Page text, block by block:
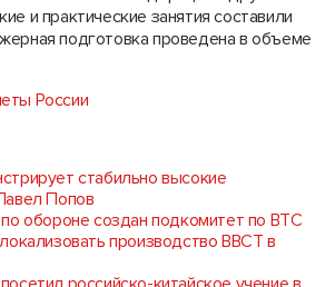
и практические занятия составили
подготовка проведена в объеме
России
стабильно высокие
Попов
обороне создан подкомитет по ВТС
производство ВВСТ в